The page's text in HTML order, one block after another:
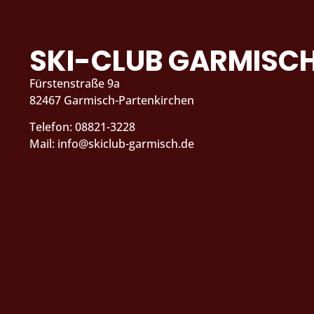
SKI-CLUB
Fürstenstraße 9a
82467 Garmisch-Partenkirchen
Telefon: 08821-3228
Mail: info@skiclub-garmisch.de